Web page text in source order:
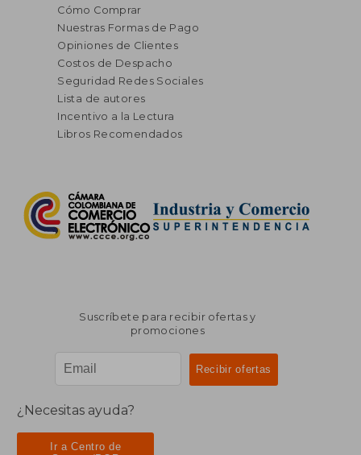
Cómo Comprar
Nuestras Formas de Pago
Opiniones de Clientes
Costos de Despacho
Seguridad Redes Sociales
Lista de autores
Incentivo a la Lectura
Libros Recomendados
Suscríbete para recibir ofertas y
promociones
¿Necesitas ayuda?
Ir a Centro de